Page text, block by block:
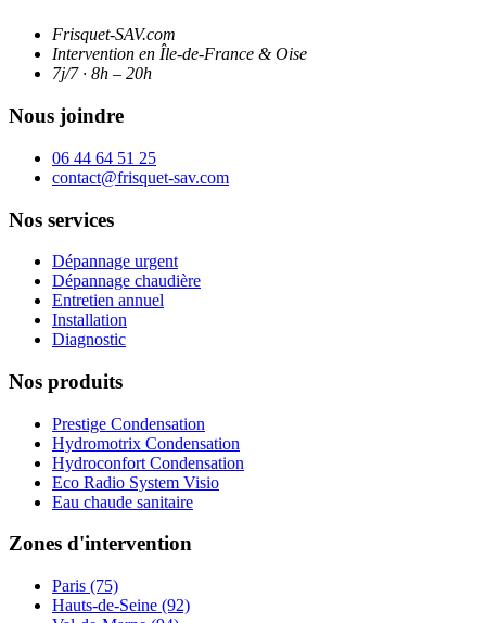
Frisquet-SAV.com
Intervention en Île-de-France & Oise
7j/7 · 8h – 20h
Nous joindre
06 44 64 51 25
contact@frisquet-sav.com
Nos services
Dépannage urgent
Dépannage chaudière
Entretien annuel
Installation
Diagnostic
Nos produits
Prestige Condensation
Hydromotrix Condensation
Hydroconfort Condensation
Eco Radio System Visio
Eau chaude sanitaire
Zones d'intervention
Paris (75)
Hauts-de-Seine (92)